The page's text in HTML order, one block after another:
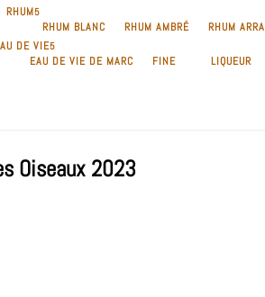
RHUM
RHUM BLANC
RHUM AMBRÉ RHUM
DE VIE
EAU DE VIE DE MARC
FINE
LIQUEUR
Oiseaux 2023